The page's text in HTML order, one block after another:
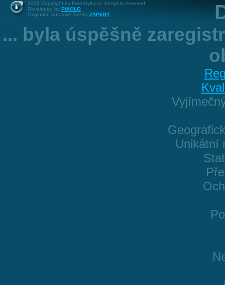
2009 Copyright by FreeStyler.cz. All rights reserved.
Developed by PiXOLO
Originální autorské šperky ZAPERY
... byla úspěšně
Unikátní